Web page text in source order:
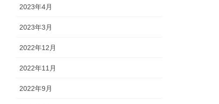
2023年4月
2023年3月
2022年12月
2022年11月
2022年9月